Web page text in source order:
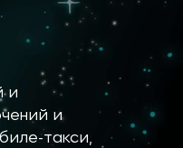
и
и
такси,